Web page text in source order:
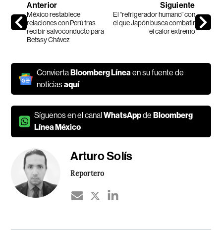
Anterior
México restablece
relaciones con Perú tras
recibir salvoconducto para
Betssy Chávez
Siguiente
El “refrigerador humano” con
el que Japón busca combatir
el calor extremo
Convierta Bloomberg Líneaen su fuente de
noticiasaquí
Síguenos en el canalWhatsAppde Bloomberg
Línea México
Arturo Solís
Reportero